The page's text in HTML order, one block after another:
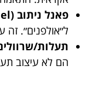
פאנל ניתוב (Patch Panel)
ל״אולפנים״. זה
תעלות/
הם לא עיצוב